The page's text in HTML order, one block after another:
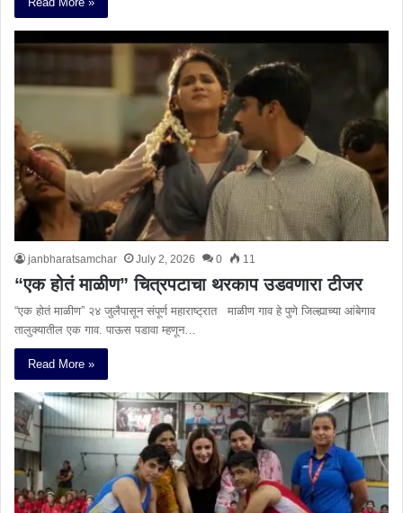
janbharatsamchar July 2, 2026 0 11
“एक होतं माळीण” चित्रपटाचा थरकाप उडवणारा टीजर
“एक होतं माळीण” २४ जुलैपासून संपूर्ण महाराष्ट्रात माळीण गाव हे पुणे जिल्ह्याच्या आंबेगाव
तालुक्यातील एक गाव. पाऊस पडावा म्हणून…
Read More »